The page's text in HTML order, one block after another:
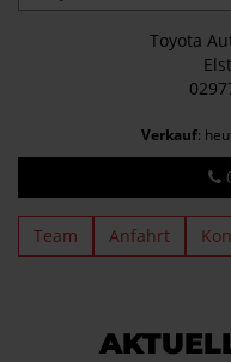
Toyota
Verkauf:
Team Anfahrt